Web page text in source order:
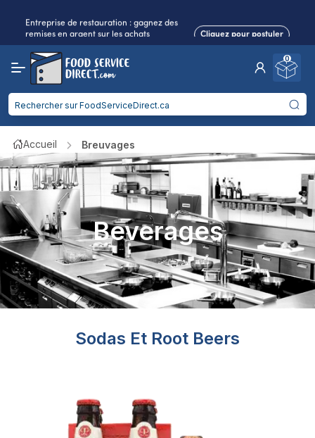
remises en argent sur les achats
admissibles.
Frais de port réduitspour 2 articles ou plus !
à partir de
remises en argent sur les achats
0
Accueil Breuvages
Beverages
Sodas Et Root Beers